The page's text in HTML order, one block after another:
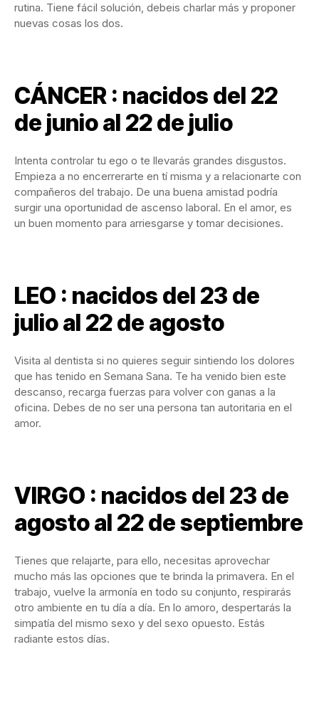
rutina. Tiene fácil solución, debeis charlar más y proponer
nuevas cosas los dos.
CÁNCER : nacidos del 22
de junio al 22 de julio
Intenta controlar tu ego o te llevarás grandes disgustos.
Empieza a no encerrerarte en tí misma y a relacionarte con
compañeros del trabajo. De una buena amistad podría
surgir una oportunidad de ascenso laboral. En el amor, es
un buen momento para arriesgarse y tomar decisiones.
LEO : nacidos del 23 de
julio al 22 de agosto
Visita al dentista si no quieres seguir sintiendo los dolores
que has tenido en Semana Sana. Te ha venido bien este
descanso, recarga fuerzas para volver con ganas a la
oficina. Debes de no ser una persona tan autoritaria en el
amor.
VIRGO : nacidos del 23 de
agosto al 22 de septiembre
Tienes que relajarte, para ello, necesitas aprovechar
mucho más las opciones que te brinda la primavera. En el
trabajo, vuelve la armonía en todo su conjunto, respirarás
otro ambiente en tu día a día. En lo amoro, despertarás la
simpatía del mismo sexo y del sexo opuesto. Estás
radiante estos días.